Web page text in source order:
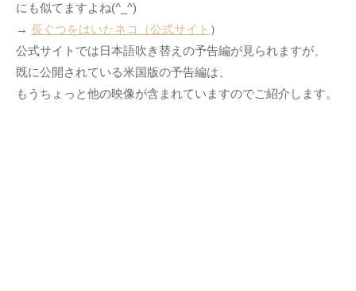
にも似てますよね(^_^)
→ 長ぐつをはいたネコ（公式サイト ）
公式サイトでは日本語吹き替えの予告編が見られますが、
既に公開されている米国版の予告編は、
もうちょっと他の映像が含まれていますのでご紹介します。